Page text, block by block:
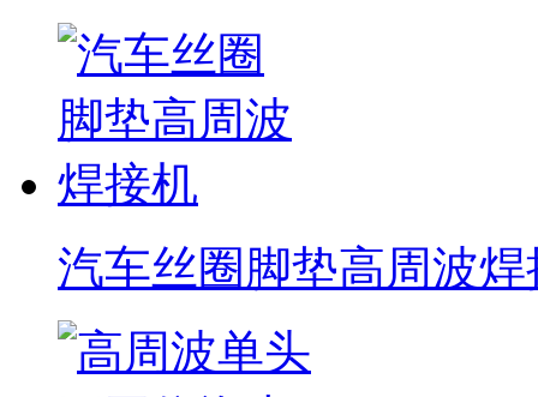
汽车丝圈脚垫高周波焊